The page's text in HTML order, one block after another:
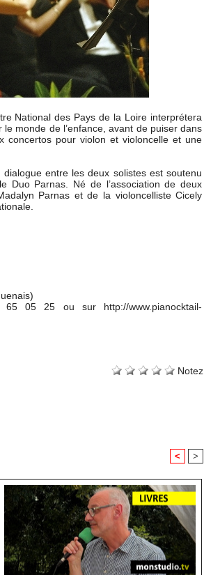
National des Pays de la Loire interprétera
monde de l’enfance, avant de puiser dans
concertos pour violon et violoncelle et une
entre les deux solistes est soutenu
Duo Parnas. Né de l’association de deux
Parnas et de la violoncelliste Cicely
05 25 ou sur http://www.pianocktail-
Notez
< >